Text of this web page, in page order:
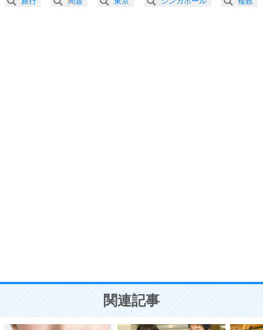
プラス思考
ことが大切。
3.0倍速 （264KB 1分7秒）
関連記事